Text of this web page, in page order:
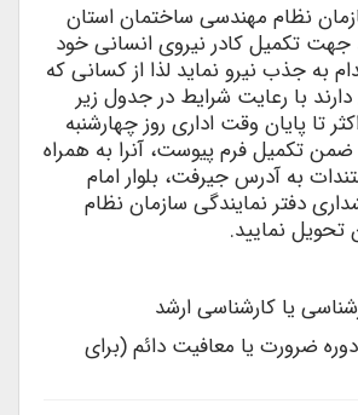
نظام مهندسی ساختمان استان
جهت تکمیل کادر نیروی انسانی خود
به جذب نیرو نماید لذا از کسانی که
با رعایت شرایط در جدول زیر
تا پایان وقت اداری روز چهارشنبه
مورخ ۱۴۰۴/۰۱/۲۰ ضمن تکمیل فرم پیوست، آنرا به همراه
به آدرس جیرفت، بلوار امام
دفتر نمایندگی سازمان نظام
نمایید.
ضرورت یا معافیت دائم (برای